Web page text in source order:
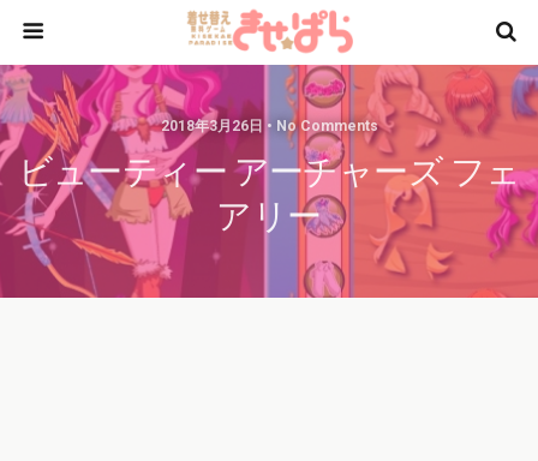
2018年3月26日 • No Comments
ビューティー アーチャーズ フェ
アリー